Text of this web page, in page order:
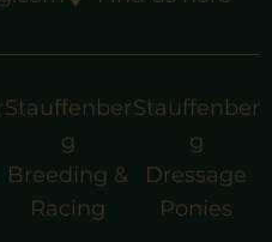
Stauffenber
g
Breeding &
Racing
Stauffenber
g
Dressage
Ponies